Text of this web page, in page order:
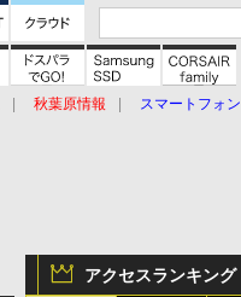
秋葉原情報
スマートフォン
アクセスランキング